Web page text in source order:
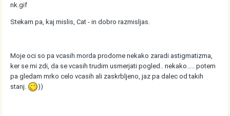
nk.gif
Stekam pa, kaj mislis, Cat - in dobro razmisljas.
Moje oci so pa vcasih morda prodorne nekako zaradi astigmatizma,
ker se mi zdi, da se vcasih trudim usmerjati pogled.. nekako..... potem
pa gledam mrko celo vcasih ali zaskrbljeno, jaz pa dalec od takih
stanj.
))